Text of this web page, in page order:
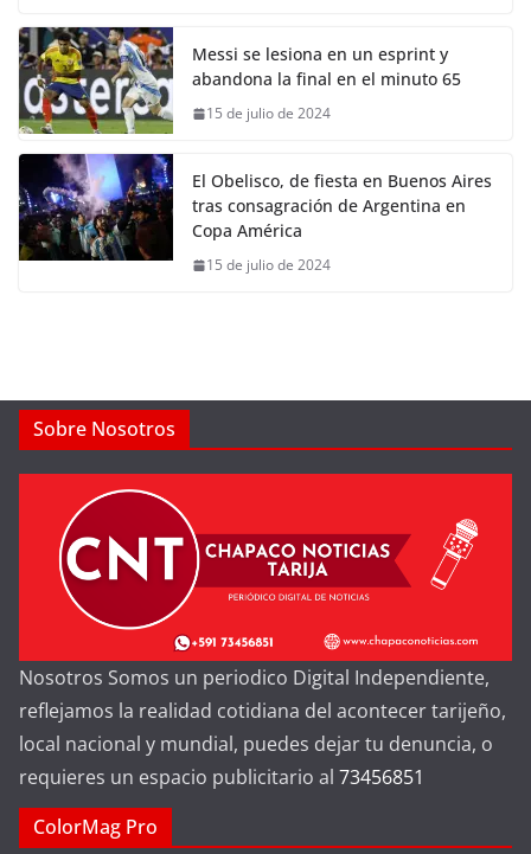
Messi se lesiona en un esprint y
abandona la final en el minuto 65
15 de julio de 2024
El Obelisco, de fiesta en Buenos Aires
tras consagración de Argentina en
Copa América
15 de julio de 2024
Sobre Nosotros
Nosotros Somos un periodico Digital Independiente,
reflejamos la realidad cotidiana del acontecer tarijeño,
local nacional y mundial, puedes dejar tu denuncia, o
requieres un espacio publicitario al 73456851
ColorMag Pro